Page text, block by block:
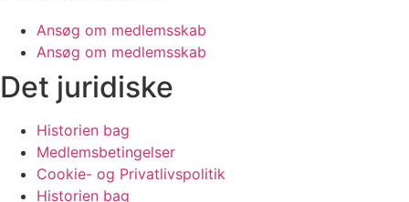
Ansøg om medlemsskab
Ansøg om medlemsskab
Det juridiske
Historien bag​
Medlemsbetingelser
Cookie- og Privatlivspolitik
Historien bag​